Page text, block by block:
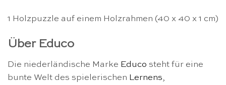
1 Holzpuzzle auf einem Holzrahmen (40 x 40 x 1 cm)
Über Educo
Die niederländische Marke Educo steht für eine
bunte Welt des spielerischen Lernens,